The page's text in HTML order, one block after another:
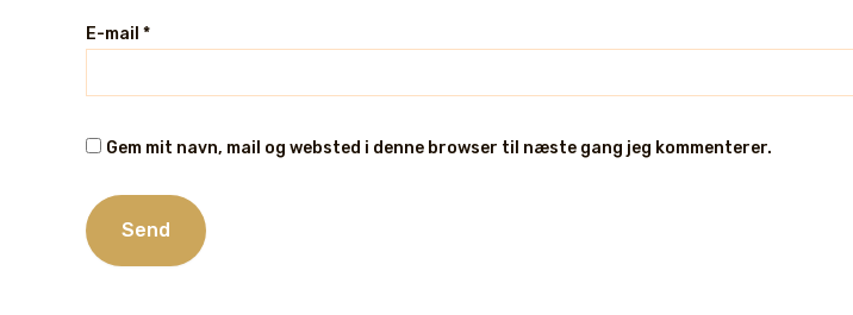
E-mail *
Gem mit navn, mail og websted i denne browser til næste gang jeg kommenterer.